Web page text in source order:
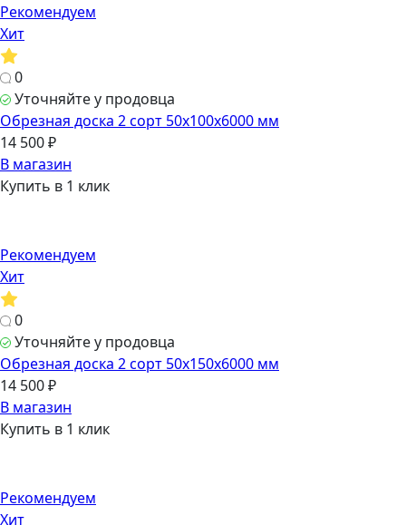
Рекомендуем
Хит
0
Уточняйте у продовца
Обрезная доска 2 сорт 50х100х6000 мм
14 500 ₽
В магазин
Купить в 1 клик
Рекомендуем
Хит
0
Уточняйте у продовца
Обрезная доска 2 сорт 50х150х6000 мм
14 500 ₽
В магазин
Купить в 1 клик
Рекомендуем
Хит